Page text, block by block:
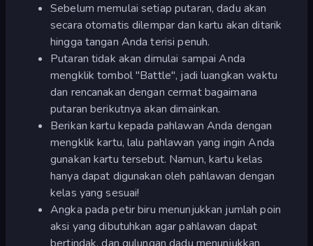
Sebelum memulai setiap putaran, dadu akan
secara otomatis dilempar dan kartu akan ditarik
hingga tangan Anda terisi penuh.
Putaran tidak akan dimulai sampai Anda
mengklik tombol "Battle", jadi luangkan waktu
dan rencanakan dengan cermat bagaimana
putaran berikutnya akan dimainkan.
Berikan kartu kepada pahlawan Anda dengan
mengklik kartu, lalu pahlawan yang ingin Anda
gunakan kartu tersebut. Namun, kartu kelas
hanya dapat digunakan oleh pahlawan dengan
kelas yang sesuai!
Angka pada petir biru menunjukkan jumlah poin
aksi yang dibutuhkan agar pahlawan dapat